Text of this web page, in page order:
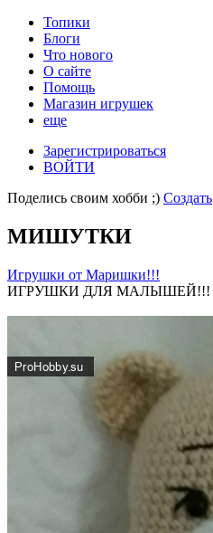
Топики
Блоги
Что нового
О сайте
Помощь
Магазин игрушек
еще
Зарегистрироваться
ВОЙТИ
Поделись своим хобби ;) Создать
МИШУТКИ
Игрушки от Маришки!!!
ИГРУШКИ ДЛЯ МАЛЫШЕЙ!!!